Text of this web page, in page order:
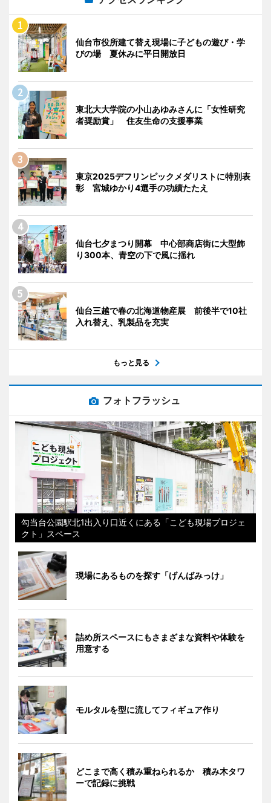
仙台市役所建て替え現場に子どもの遊び・学
びの場 夏休みに平日開放日
東北大大学院の小山あゆみさんに「女性研究
者奨励賞」 住友生命の支援事業
東京2025デフリンピックメダリストに特別表
彰 宮城ゆかり4選手の功績たたえ
仙台七夕まつり開幕 中心部商店街に大型飾
り300本、青空の下で風に揺れ
仙台三越で春の北海道物産展 前後半で10社
入れ替え、乳製品を充実
もっと見る
フォトフラッシュ
勾当台公園駅北1出入り口近くにある「こども現場プロジェ
クト」スペース
現場にあるものを探す「げんばみっけ」
詰め所スペースにもさまざまな資料や体験を
用意する
モルタルを型に流してフィギュア作り
どこまで高く積み重ねられるか 積み木タワ
ーで記録に挑戦